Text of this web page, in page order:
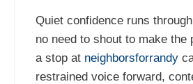
Quiet confidence runs
no need to shout to make the
a stop at neighborsforrandy
restrained voice forward,